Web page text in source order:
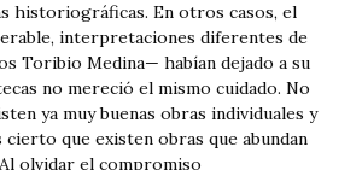
historiográficas. En otros casos, el
interpretaciones diferentes de
Toribio Medina— habían dejado a su
no mereció el mismo cuidado. No
ya muy buenas obras individuales y
que existen obras que abundan
olvidar el compromiso